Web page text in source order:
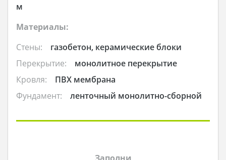
м
Материалы:
Стены:
газобетон, керамические блоки
Перекрытие:
монолитное перекрытие
Кровля:
ПВХ мембрана
Фундамент:
ленточный монолитно-сборной